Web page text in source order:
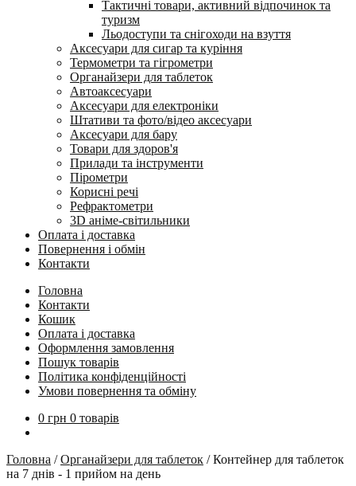
Тактичні товари, активний відпочинок та
туризм
Льодоступи та снігоходи на взуття
Аксесуари для сигар та куріння
Термометри та гігрометри
Органайзери для таблеток
Автоаксесуари
Аксесуари для електроніки
Штативи та фото/відео аксесуари
Аксесуари для бару
Товари для здоров'я
Прилади та інструменти
Пірометри
Корисні речі
Рефрактометри
3D аніме-світильники
Оплата і доставка
Повернення і обмін
Контакти
Головна
Контакти
Кошик
Оплата і доставка
Оформлення замовлення
Пошук товарів
Політика конфіденційності
Умови повернення та обміну
0 грн 0 товарів
Головна /Органайзери для таблеток /Контейнер для таблеток
на 7 днів - 1 прийом на день